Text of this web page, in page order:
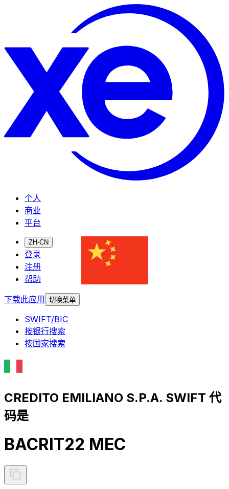
个人
商业
平台
ZH-CN
登录
注册
帮助
下载此应用
切换菜单
SWIFT/BIC
按银行搜索
按国家搜索
CREDITO EMILIANO S.P.A. SWIFT 代
码是
BACRIT22 MEC